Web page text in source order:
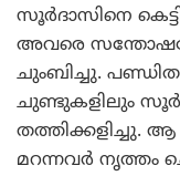
സൂര്‍ദാസിനെ
അവരെ
ചുംബിച്ചു.
ചുണ്ടുകളിലും
തത്തിക്കളിച്ചു.
മറന്നവര്‍ നൃത്തം